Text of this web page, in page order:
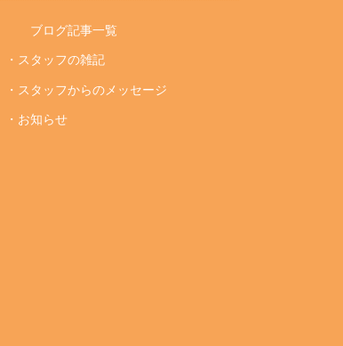
ブログ記事一覧
・スタッフの雑記
・スタッフからのメッセージ
・お知らせ